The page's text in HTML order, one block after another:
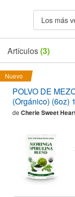
Los más
Artículos(3)
Nuevo
POLVO DE
(Orgánico) (6oz)
de Cherie Sweet